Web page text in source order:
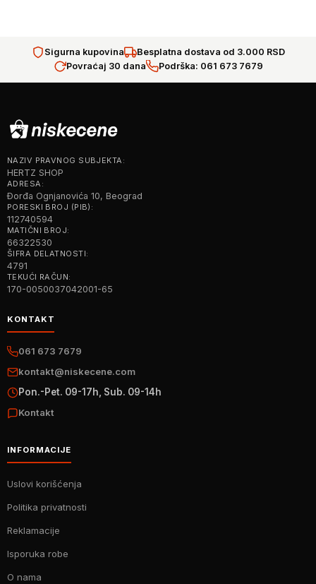
Sigurna kupovina
Besplatna dostava od 3.000 RSD
Povraćaj 30 dana
Podrška: 061 673 7679
NAZIV PRAVNOG SUBJEKTA:
HERTZ SHOP
ADRESA:
Đorđa Ognjanovića 10, Beograd
PORESKI BROJ (PIB):
112740594
MATIČNI BROJ:
66322530
ŠIFRA DELATNOSTI:
4791
TEKUĆI RAČUN:
170-0050037042001-65
KONTAKT
061 673 7679
kontakt@niskecene.com
Pon.-Pet. 09-17h, Sub. 09-14h
Kontakt
INFORMACIJE
Uslovi korišćenja
Politika privatnosti
Reklamacije
Isporuka robe
O nama